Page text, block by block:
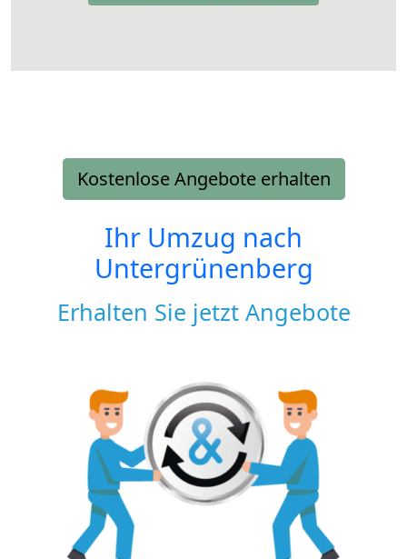
Kostenlose Angebote erhalten
Ihr Umzug nach
Untergrünenberg
Erhalten Sie jetzt Angebote